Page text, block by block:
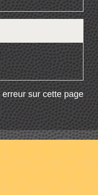
sur cette page